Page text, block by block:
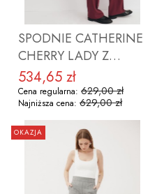
SPODNIE CATHERINE
CHERRY LADY Z
WEŁNĄ
Cena promocyjna
534,65 zł
Cena regularna: 629,00 zł
Najniższa cena: 629,00 zł
OKAZJA